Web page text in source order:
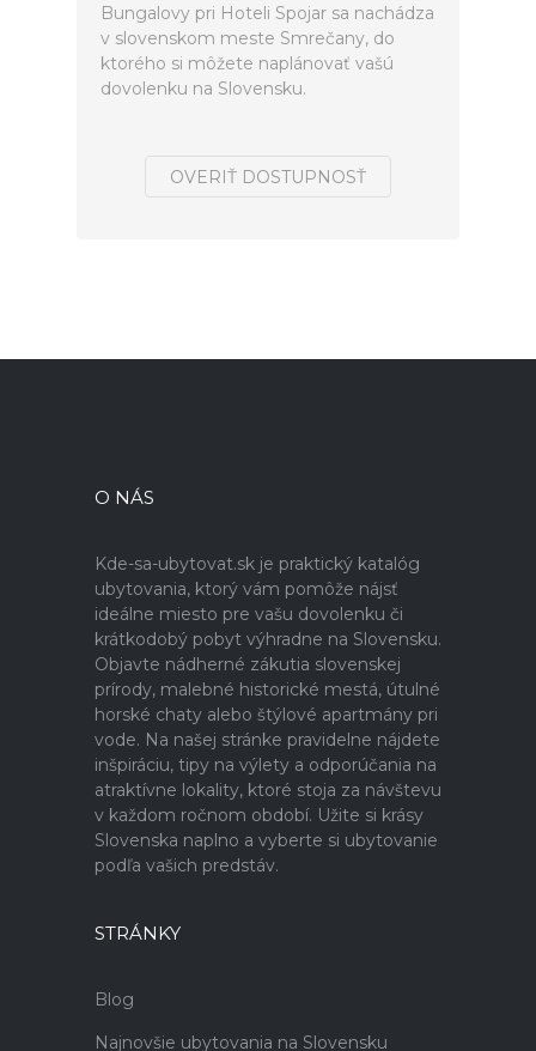
Bungalovy pri Hoteli Spojar sa nachádza
v slovenskom meste Smrečany, do
ktorého si môžete naplánovať vašú
dovolenku na Slovensku.
OVERIŤ DOSTUPNOSŤ
O NÁS
Kde-sa-ubytovat.sk je praktický katalóg
ubytovania, ktorý vám pomôže nájsť
ideálne miesto pre vašu dovolenku či
krátkodobý pobyt výhradne na Slovensku.
Objavte nádherné zákutia slovenskej
prírody, malebné historické mestá, útulné
horské chaty alebo štýlové apartmány pri
vode. Na našej stránke pravidelne nájdete
inšpiráciu, tipy na výlety a odporúčania na
atraktívne lokality, ktoré stoja za návštevu
v každom ročnom období. Užite si krásy
Slovenska naplno a vyberte si ubytovanie
podľa vašich predstáv.
STRÁNKY
Blog
Najnovšie ubytovania na Slovensku